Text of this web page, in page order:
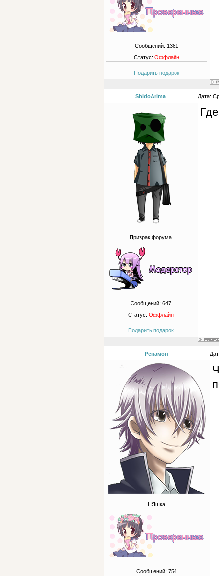
Сообщений: 1381
Статус: Оффлайн
Подарить подарок
ShidoArima Дата:
Призрак форума
Сообщений: 647
Статус: Оффлайн
Подарить подарок
Ренамон
НЯшка
Сообщений: 754